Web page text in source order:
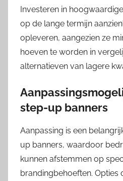
Investeren in
op de lange termijn
opleveren, aangezien ze
hoeven te worden in
alternatieven van lagere
step-up banners
Aanpassing is een
up banners, waardoor
kunnen afstemmen op
brandingbehoeften. Opties